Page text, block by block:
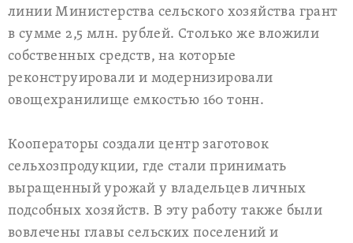
линии Министерства сельского хозяйства грант
в сумме 2,5 млн. рублей. Столько же вложили
собственных средств, на которые
реконструировали и модернизировали
овощехранилище емкостью 160 тонн.
Кооператоры создали центр заготовок
сельхозпродукции, где стали принимать
выращенный урожай у владельцев личных
подсобных хозяйств. В эту работу также были
вовлечены главы сельских поселений и